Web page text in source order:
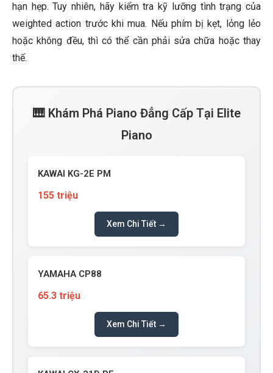
hạn hẹp. Tuy nhiên, hãy kiểm tra kỹ lưỡng tình trạng của
weighted action trước khi mua. Nếu phím bị kẹt, lỏng lẻo
hoặc không đều, thì có thể cần phải sửa chữa hoặc thay
thế.
🎹 Khám Phá Piano Đẳng Cấp Tại Elite
Piano
KAWAI KG-2E PM
155 triệu
Xem Chi Tiết →
YAMAHA CP88
65.3 triệu
Xem Chi Tiết →